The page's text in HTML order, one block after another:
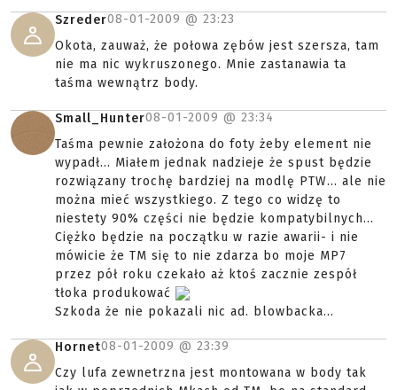
Szreder08-01-2009 @ 23:23
Okota, zauważ, że połowa zębów jest szersza, tam
nie ma nic wykruszonego. Mnie zastanawia ta
taśma wewnątrz body.
Small_Hunter08-01-2009 @ 23:34
Taśma pewnie założona do foty żeby element nie
wypadł... Miałem jednak nadzieje że spust będzie
rozwiązany trochę bardziej na modlę PTW... ale nie
można mieć wszystkiego. Z tego co widzę to
niestety 90% części nie będzie kompatybilnych...
Ciężko będzie na początku w razie awarii- i nie
mówicie że TM się to nie zdarza bo moje MP7
przez pół roku czekało aż ktoś zacznie zespół
tłoka produkować
Szkoda że nie pokazali nic ad. blowbacka...
Hornet08-01-2009 @ 23:39
Czy lufa zewnetrzna jest montowana w body tak